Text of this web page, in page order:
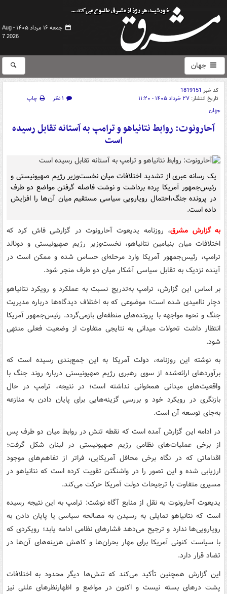
جمعه ۱۶ مرداد ۱۴۰۵ -
Aug
7 2026
جهان
کد خبر 1819151
تاریخ انتشار: ۲۷ خرداد ۱۴۰۵ - ۱۱:۲۰ ۱ نظر
چاپ
جهان
آحارونوت: روابط نتانیاهو و ترامپ به آستانه تقابل رسیده
است
یک رسانه عبری از تشدید اختلافات میان نخست‌وزیر رژیم صهیونیستی و
رئیس‌جمهور آمریکا پرده برداشت و نوشت فاصله‌ گرفتن مواضع دو طرف
در پرونده جنگ،احتمال رویارویی سیاسی مستقیم میان آن‌ها را افزایش
داده است.
به گزارش مشرق، روزنامه یدیعوت آحارونوت در گزارشی فاش کرد که
اختلافات میان بنیامین نتانیاهو، نخست‌وزیر رژیم صهیونیستی و دونالد
ترامپ، رئیس‌جمهور آمریکا وارد مرحله‌ای حساس شده و ممکن است در
آینده نزدیک به تقابل سیاسی آشکار میان دو طرف منجر شود.
بر اساس این گزارش، ترامپ به‌تدریج نسبت به عملکرد و رویکرد نتانیاهو
دچار ناامیدی شده است؛ موضوعی که به اختلاف دیدگاه‌ها درباره مدیریت
جنگ و نحوه مواجهه با پرونده‌های منطقه‌ای بازمی‌گردد. رئیس‌جمهور آمریکا
انتظار داشت تحولات میدانی به نتایجی متفاوت از وضعیت فعلی منتهی
شود.
به نوشته این روزنامه، دولت آمریکا به این جمع‌بندی رسیده است که
برآوردهای ارائه‌شده از سوی رهبری رژیم صهیونیستی درباره روند جنگ با
واقعیت‌های میدانی همخوانی نداشته است؛ در نتیجه، ترامپ در حال
بازنگری در رویکرد خود و بررسی گزینه‌هایی برای پایان‌ دادن به منازعه
به‌جای توسعه آن است.
در ادامه این گزارش آمده است که نقطه تنش در روابط میان دو طرف پس
از برخی عملیات‌های نظامی رژیم صهیونیستی در لبنان شکل گرفت؛
اقداماتی که در نگاه برخی محافل آمریکایی، فراتر از تفاهم‌های موجود
ارزیابی شده و این تصور را در واشنگتن تقویت کرده است که نتانیاهو در
مسیری متفاوت با ترجیحات دولت آمریکا حرکت می‌کند.
یدیعوت آحارونوت به نقل از منابع آگاه نوشت: ترامپ به این نتیجه رسیده
است که نتانیاهو تمایلی به رسیدن به مصالحه سیاسی یا پایان‌ دادن به
رویارویی‌ها ندارد و ترجیح می‌دهد فشارهای نظامی ادامه یابد؛ رویکردی که
با سیاست کنونی آمریکا برای مهار بحران‌ها و کاهش هزینه‌های آن‌ها در
تضاد قرار دارد.
این گزارش همچنین تأکید می‌کند که تنش‌ها دیگر محدود به اختلافات
پشت درهای بسته نیست و اکنون در مواضع و اظهارنظرهای علنی نیز